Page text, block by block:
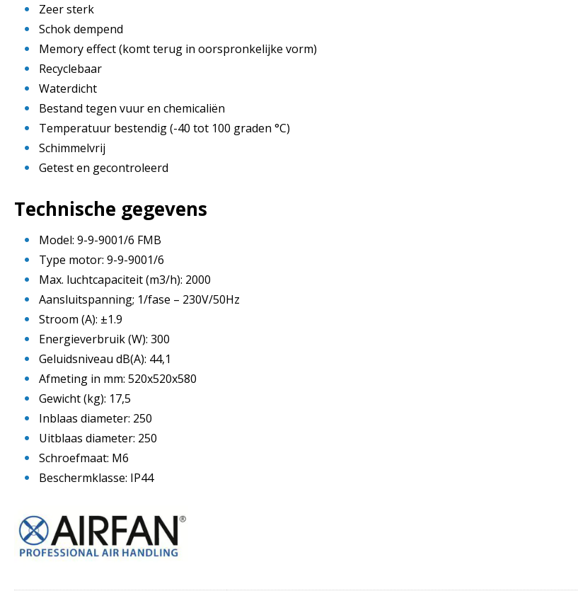
Zeer sterk
Schok dempend
Memory effect (komt terug in oorspronkelijke vorm)
Recyclebaar
Waterdicht
Bestand tegen vuur en chemicaliën
Temperatuur bestendig (-40 tot 100 graden °C)
Schimmelvrij
Getest en gecontroleerd
Technische gegevens
Model: 9-9-9001/6 FMB
Type motor: 9-9-9001/6
Max. luchtcapaciteit (m3/h): 2000
Aansluitspanning; 1/fase – 230V/50Hz
Stroom (A): ±1.9
Energieverbruik (W): 300
Geluidsniveau dB(A): 44,1
Afmeting in mm: 520x520x580
Gewicht (kg): 17,5
Inblaas diameter: 250
Uitblaas diameter: 250
Schroefmaat: M6
Beschermklasse: IP44